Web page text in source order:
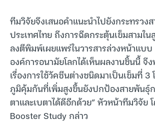
ทีมวิจัยจึงเสนอคำแนะนำไปยังกระทรวง
ประเทศไทย ถึงการฉีดกระตุ้นเข็มสามใ
ลงตีพิมพ์เผยแพร่ในวารสารล่วงหน้าแบ
องค์การอนามัยโลกได้เห็นผลงานชิ้นนี้ จึ
เรื่องการใช้วัคซีนต่างชนิดมาเป็นเข็มที่ 3
ภูมิคุ้มกันที่เพิ่มสูงขึ้นยังปกป้องสายพันธุ์
ตาและเบตาได้ดีอีกด้วย” หัวหน้าทีมวิจัย
Booster Study กล่าว